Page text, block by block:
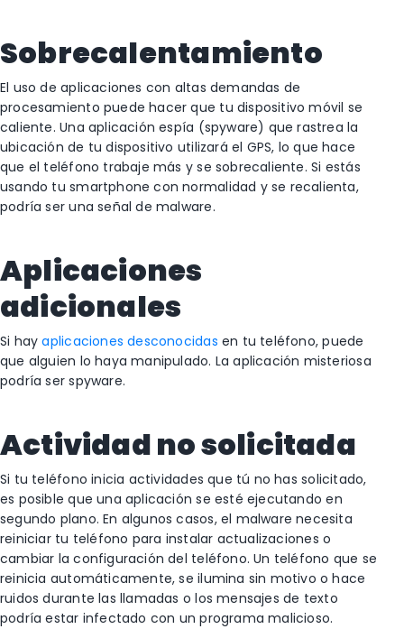
Sobrecalentamiento
El uso de aplicaciones con altas demandas de
procesamiento puede hacer que tu dispositivo móvil se
caliente. Una aplicación espía (spyware) que rastrea la
ubicación de tu dispositivo utilizará el GPS, lo que hace
que el teléfono trabaje más y se sobrecaliente. Si estás
usando tu smartphone con normalidad y se recalienta,
podría ser una señal de malware.
Aplicaciones
adicionales
Si hayaplicaciones desconocidas en tu teléfono, puede
que alguien lo haya manipulado. La aplicación misteriosa
podría ser spyware.
Actividad no solicitada
Si tu teléfono inicia actividades que tú no has solicitado,
es posible que una aplicación se esté ejecutando en
segundo plano. En algunos casos, el malware necesita
reiniciar tu teléfono para instalar actualizaciones o
cambiar la configuración del teléfono. Un teléfono que se
reinicia automáticamente, se ilumina sin motivo o hace
ruidos durante las llamadas o los mensajes de texto
podría estar infectado con un programa malicioso.